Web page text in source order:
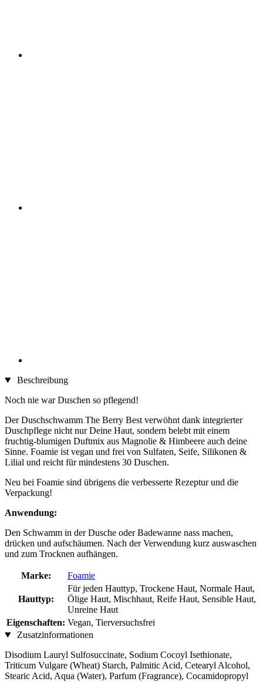
Beschreibung
Noch nie war Duschen so pflegend!
Der Duschschwamm The Berry Best verwöhnt dank integrierter
Duschpflege nicht nur Deine Haut, sondern belebt mit einem
fruchtig-blumigen Duftmix aus Magnolie & Himbeere auch deine
Sinne. Foamie ist vegan und frei von Sulfaten, Seife, Silikonen &
Lilial und reicht für mindestens 30 Duschen.
Neu bei Foamie sind übrigens die verbesserte Rezeptur und die
Verpackung!
Anwendung:
Den Schwamm in der Dusche oder Badewanne nass machen,
drücken und aufschäumen. Nach der Verwendung kurz auswaschen
und zum Trocknen aufhängen.
Marke: Foamie
Hauttyp:
Für jeden Hauttyp, Trockene Haut, Normale Haut,
Ölige Haut, Mischhaut, Reife Haut, Sensible Haut,
Unreine Haut
Eigenschaften: Vegan, Tierversuchsfrei
Zusatzinformationen
Disodium Lauryl Sulfosuccinate, Sodium Cocoyl Isethionate,
Triticum Vulgare (Wheat) Starch, Palmitic Acid, Cetearyl Alcohol,
Stearic Acid, Aqua (Water), Parfum (Fragrance), Cocamidopropyl